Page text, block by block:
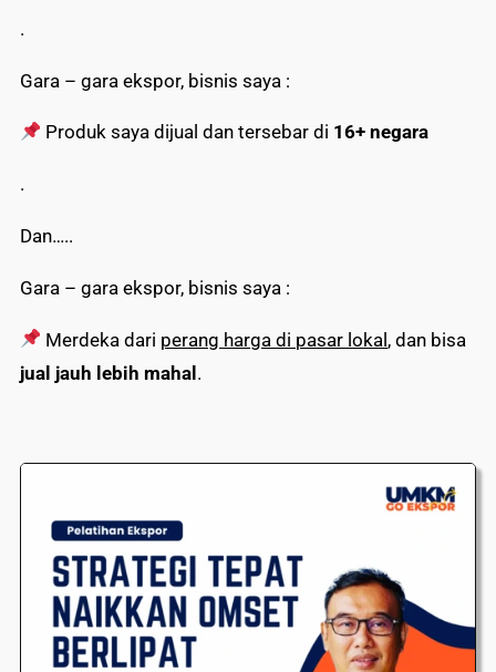
.
Gara – gara ekspor, bisnis saya :
Produk saya dijual dan tersebar di 16+ negara
.
Dan…..
Gara – gara ekspor, bisnis saya :
Merdeka dari perang harga di pasar lokal, dan bisa
jual jauh lebih mahal.